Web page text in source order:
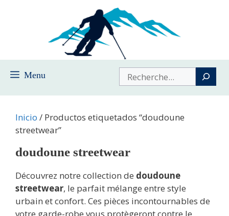
Menu Buscar
Inicio / Productos etiquetados “doudoune
streetwear”
doudoune streetwear
Découvrez notre collection de doudoune
streetwear, le parfait mélange entre style
urbain et confort. Ces pièces incontournables de